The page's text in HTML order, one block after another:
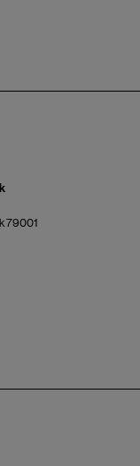
79001